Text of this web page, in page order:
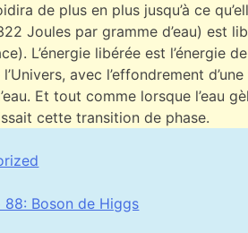
de plus en plus jusqu’à ce
Joules par gramme d’eau) est
L’énergie libérée est l’énergie
avec l’effondrement
Et tout comme lorsque l’eau
cette transition de phase.
88: Boson de Higgs